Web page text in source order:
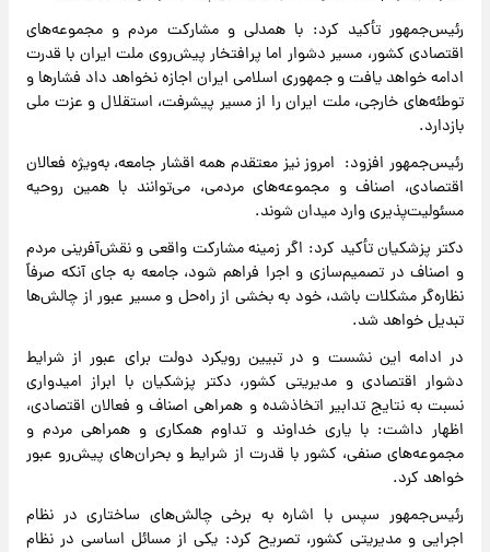
رئیس‌جمهور تأکید کرد: با همدلی و مشارکت مردم و مجموعه‌های
اقتصادی کشور، مسیر دشوار اما پرافتخار پیش‌روی ملت ایران با قدرت
ادامه خواهد یافت و جمهوری اسلامی ایران اجازه نخواهد داد فشارها و
توطئه‌های خارجی، ملت ایران را از مسیر پیشرفت، استقلال و عزت ملی
بازدارد.
رئیس‌جمهور افزود: امروز نیز معتقدم همه اقشار جامعه، به‌ویژه فعالان
اقتصادی، اصناف و مجموعه‌های مردمی، می‌توانند با همین روحیه
مسئولیت‌پذیری وارد میدان شوند.
دکتر پزشکیان تأکید کرد: اگر زمینه مشارکت واقعی و نقش‌آفرینی مردم
و اصناف در تصمیم‌سازی و اجرا فراهم شود، جامعه به جای آنکه صرفاً
نظاره‌گر مشکلات باشد، خود به بخشی از راه‌حل و مسیر عبور از چالش‌ها
تبدیل خواهد شد.
در ادامه این نشست و در تبیین رویکرد دولت برای عبور از شرایط
دشوار اقتصادی و مدیریتی کشور، دکتر پزشکیان با ابراز امیدواری
نسبت به نتایج تدابیر اتخاذشده و همراهی اصناف و فعالان اقتصادی،
اظهار داشت: با یاری خداوند و تداوم همکاری و همراهی مردم و
مجموعه‌های صنفی، کشور با قدرت از شرایط و بحران‌های پیش‌رو عبور
خواهد کرد.
رئیس‌جمهور سپس با اشاره به برخی چالش‌های ساختاری در نظام
اجرایی و مدیریتی کشور، تصریح کرد: یکی از مسائل اساسی در نظام